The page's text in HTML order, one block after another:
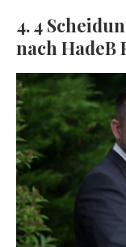
4. 4
nach HadeB